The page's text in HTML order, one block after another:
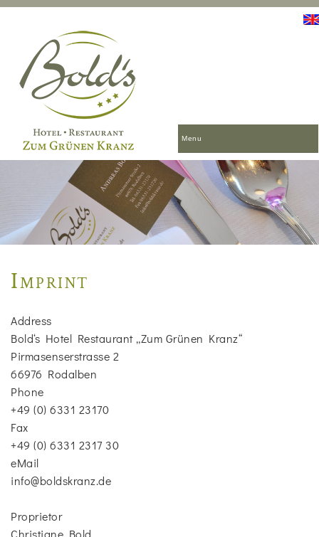
Menu
Imprint
Address
Bold‘s Hotel Restaurant „Zum Grünen Kranz“
Pirmasenserstrasse 2
66976 Rodalben
Phone
+49 (0) 6331 23170
Fax
+49 (0) 6331 2317 30
eMail
info@boldskranz.de
Proprietor
Christiane Bold